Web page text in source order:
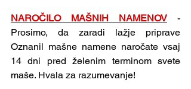
NAROČILO MAŠNIH NAMENOV -
Prosimo, da zaradi lažje priprave
Oznanil mašne namene naročate vsaj
14 dni pred želenim terminom svete
maše. Hvala za razumevanje!